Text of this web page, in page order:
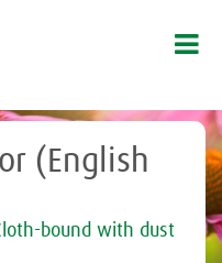
(English
bound with dust